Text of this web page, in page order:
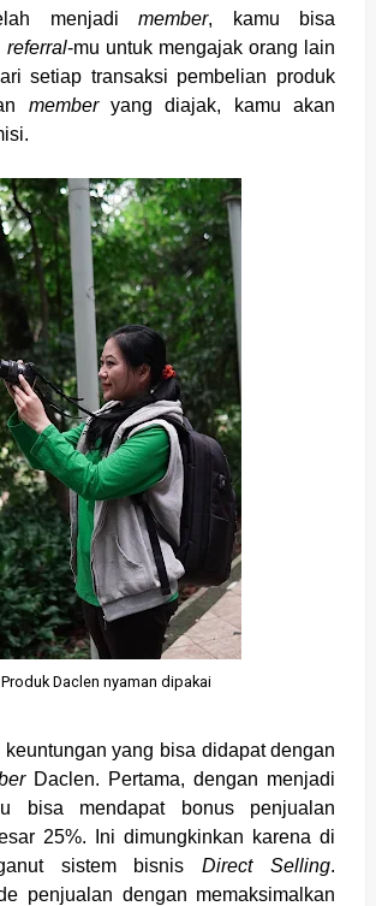
menjadimember, kamu bisa
referral-mu untuk mengajak orang lain
setiap transaksi pembelian produk
memberyang diajak, kamu akan
Produk Daclen nyaman dipakai
yang bisa didapat dengan
Daclen. Pertama, dengan menjadi
bisa mendapat bonus penjualan
25%. Ini dimungkinkan karena di
sistem bisnisDirect Selling.
penjualan dengan memaksimalkan